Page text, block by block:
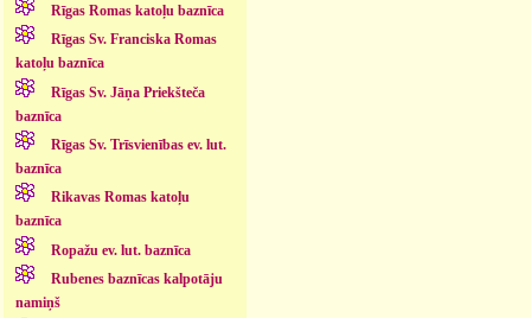
Rīgas Romas katoļu baznīca
Rīgas Sv. Franciska Romas
katoļu baznīca
Rīgas Sv. Jāņa Priekšteča
baznīca
Rīgas Sv. Trīsvienības ev. lut.
baznīca
Rikavas Romas katoļu
baznīca
Ropažu ev. lut. baznīca
Rubenes baznīcas kalpotāju
namiņš